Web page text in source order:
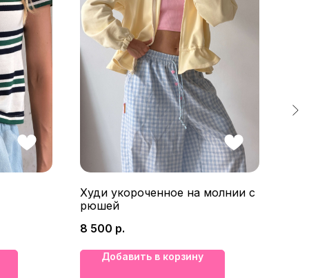
Худи укороченное на молнии с
рюшей
8 500 р.
Добавить в корзину